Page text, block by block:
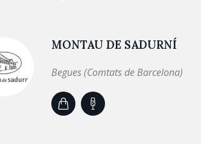
MONTAU DE SADURNÍ
Begues (Comtats de Barcelona)